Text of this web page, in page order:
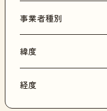
事業者種別
緯度
経度